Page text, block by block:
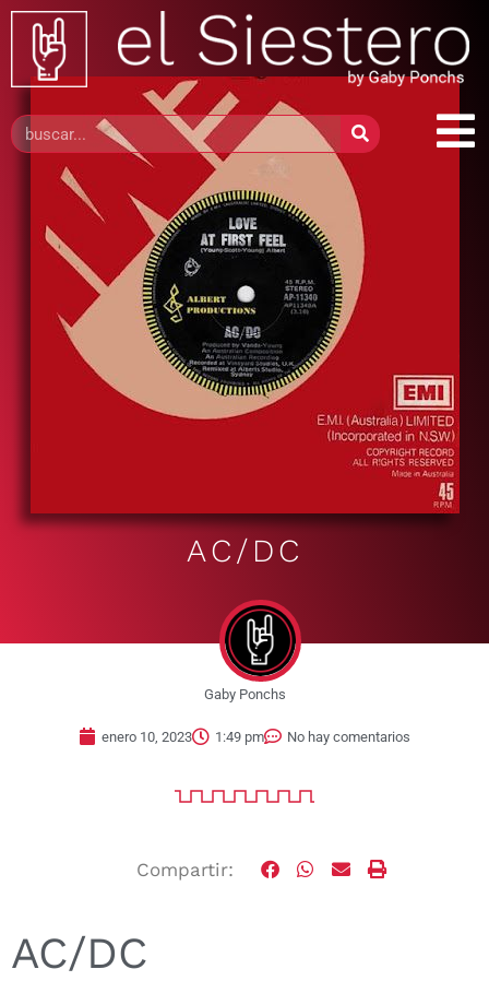
AC/DC
Gaby Ponchs
enero 10, 2023 1:49 pm No hay comentarios
Compartir:
AC/DC